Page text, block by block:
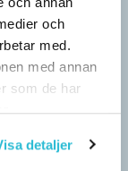
och
med.
med annan
som de har
detaljer